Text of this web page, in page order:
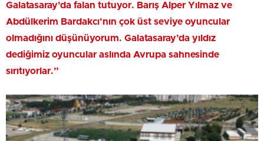
Galatasaray’da falan tutuyor. Barış Alper Yılmaz ve
Abdülkerim Bardakcı’nın çok üst seviye oyuncular
olmadığını düşünüyorum. Galatasaray’da yıldız
dediğimiz oyuncular aslında Avrupa sahnesinde
sırıtıyorlar.”